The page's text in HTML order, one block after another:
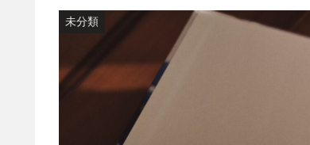
未分類